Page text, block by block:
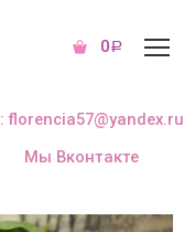
0Р
: florencia57@yandex.ru
Мы Вконтакте